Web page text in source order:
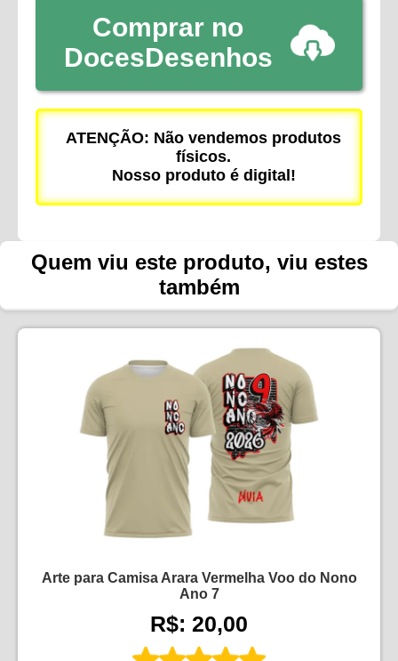
Comprar no
DocesDesenhos
ATENÇÃO: Não vendemos produtos
físicos.
Nosso produto é digital!
Quem viu este produto, viu estes
também
Arte para Camisa Arara Vermelha Voo do Nono
Ano 7
R$: 20,00